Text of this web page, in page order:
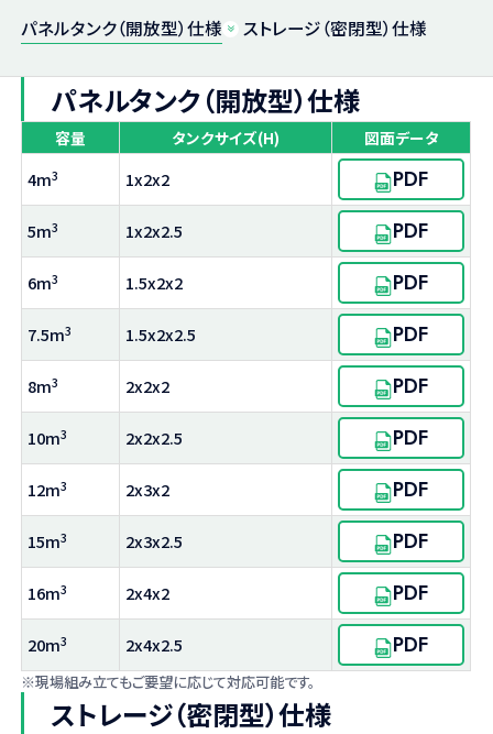
パネルタンク（開放型）仕様 ストレージ（密閉型）仕様
パネルタンク（開放型）仕様
容量 タンクサイズ(H) 図面データ
4m3 1x2x2 PDF
5m3 1x2x2.5 PDF
6m3 1.5x2x2 PDF
7.5m3 1.5x2x2.5 PDF
8m3 2x2x2 PDF
10m3 2x2x2.5 PDF
12m3 2x3x2 PDF
15m3 2x3x2.5 PDF
16m3 2x4x2 PDF
20m3 2x4x2.5 PDF
※現場組み立てもご要望に応じて対応可能です。
ストレージ（密閉型）仕様